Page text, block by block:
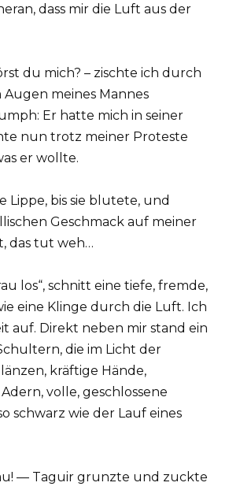
dass mir die Luft aus der
du mich? – zischte ich durch
Augen meines Mannes
Er hatte mich in seiner
nun trotz meiner Proteste
er wollte.
Lippe, bis sie blutete, und
Geschmack auf meiner
das tut weh…
los“, schnitt eine tiefe, fremde,
eine Klinge durch die Luft. Ich
auf. Direkt neben mir stand ein
die im Licht der
kräftige Hände,
volle, geschlossene
schwarz wie der Lauf eines
— Taguir grunzte und zuckte